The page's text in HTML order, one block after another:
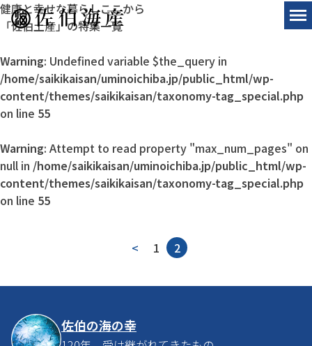
健康と幸せな暮らしここから
「佐伯土産」の特集一覧
Warning: Undefined variable $the_query in
/home/saikikaisan/uminoichiba.jp/public_html/wp-
content/themes/saikikaisan/taxonomy-tag_special.php
on line 55
Warning: Attempt to read property "max_num_pages" on
null in /home/saikikaisan/uminoichiba.jp/public_html/wp-
content/themes/saikikaisan/taxonomy-tag_special.php
on line 55
< 1 2
佐伯の海の幸